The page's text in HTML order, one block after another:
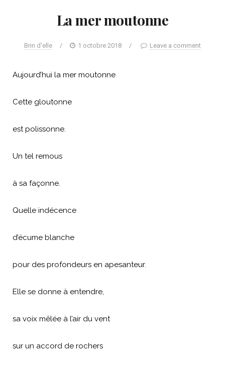
La mer moutonne
Brin d'elle / 1 octobre 2018 / Leave a comment
Aujourd’hui la mer moutonne
Cette gloutonne
est polissonne.
Un tel remous
à sa façonne.
Quelle indécence
d’écume blanche
pour des profondeurs en apesanteur.
Elle se donne à entendre,
sa voix mêlée à l’air du vent
sur un accord de rochers